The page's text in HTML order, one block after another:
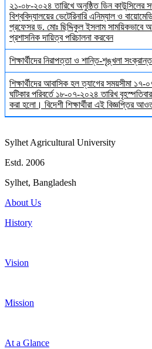
২১-০৮-২০২৪ তারিখে অনুষ্ঠিত ডিন কাউন্সিলের
বিশ্ববিদ্যালয়ের ভেটেরিনারি এনিম্যাল ও
প্রফেসর ড. মোঃ ছিদ্দিকুল ইসলাম সাময়িকভাবে
প্রশাসনিক দায়িত্ব পরিচালনা করবেন
শিক্ষার্থীদের নিরাপত্তা ও শান্তি-শৃঙ্খলা
শিক্ষার্থীদের আবাসিক হল ত্যাগের সময়সীমা
ঘটিকার পরিবর্তে ১৮-০৭-২০২৪ তারিখ
করা হলো। বিদেশী শিক্ষার্থীরা এই বিজ্ঞপ্তির
Sylhet Agricultural University
Estd. 2006
Sylhet, Bangladesh
About Us
History
Vision
Mission
At a Glance